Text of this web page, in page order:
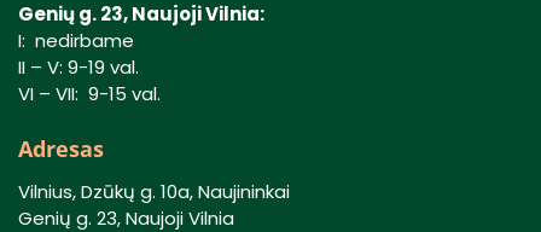
Genių g. 23, Naujoji Vilnia:
I: nedirbame
II – V: 9-19 val.
VI – VII: 9-15 val.
Adresas
Vilnius, Dzūkų g. 10a, Naujininkai
Genių g. 23, Naujoji Vilnia